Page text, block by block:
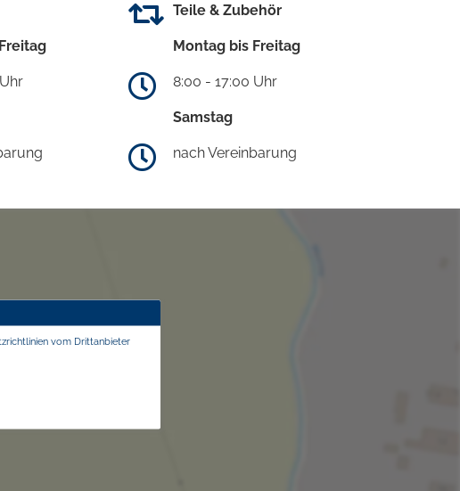
Teile & Zubehör
Montag bis Freitag
8:00 - 17:00 Uhr
Samstag
nach Vereinbarung
vom Drittanbieter